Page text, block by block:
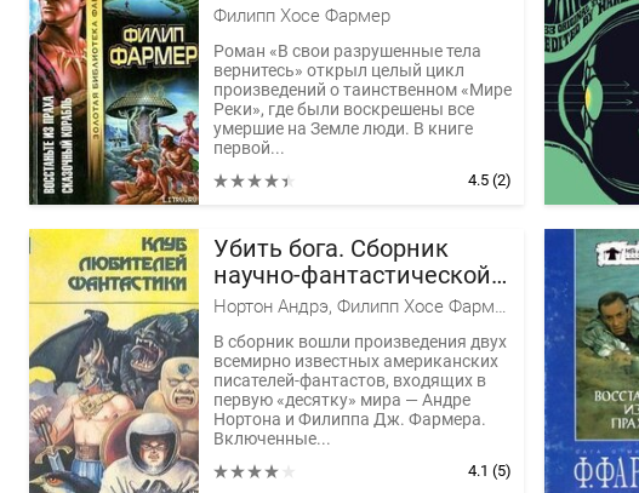
Филипп Хосе Фармер
Роман «В свои разрушенные тела
вернитесь» открыл целый цикл
произведений о таинственном «Мире
Реки», где были воскрешены все
умершие на Земле люди. В книге
первой...
4.5 (2)
Убить бога. Сборник
научно-фантастической
прозы США
Нортон Андрэ, Филипп Хосе Фармер
В сборник вошли произведения двух
всемирно известных американских
писателей-фантастов, входящих в
первую «десятку» мира — Андре
Нортона и Филиппа Дж. Фармера.
Включенные...
4.1 (5)